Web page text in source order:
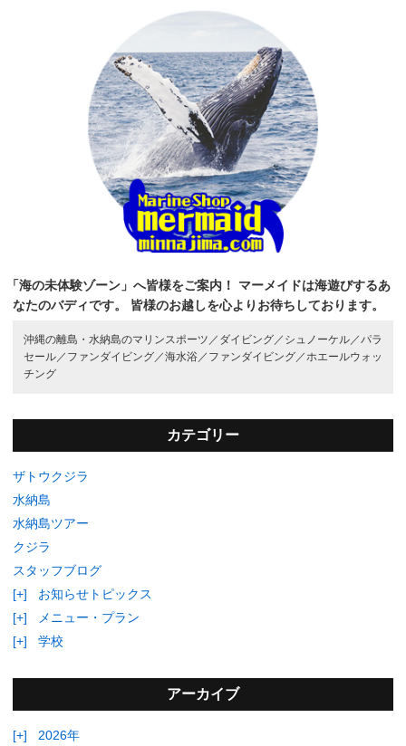
「海の未体験ゾーン」へ皆様をご案内！
マーメイドは海遊びするあ
なたのバディです。
皆様のお越しを心よりお待ちしております。
沖縄の離島・水納島のマリンスポーツ／ ダイビング／ シュノーケル／パラ
セール／ ファンダイビング／海水浴／ ファンダイビング／ホエールウォッ
チング
カテゴリー
ザトウクジラ
水納島
水納島ツアー
クジラ
スタッフブログ
[+]
お知らせトピックス
[+]
メニュー・プラン
[+]
学校
アーカイブ
[+] 2026年